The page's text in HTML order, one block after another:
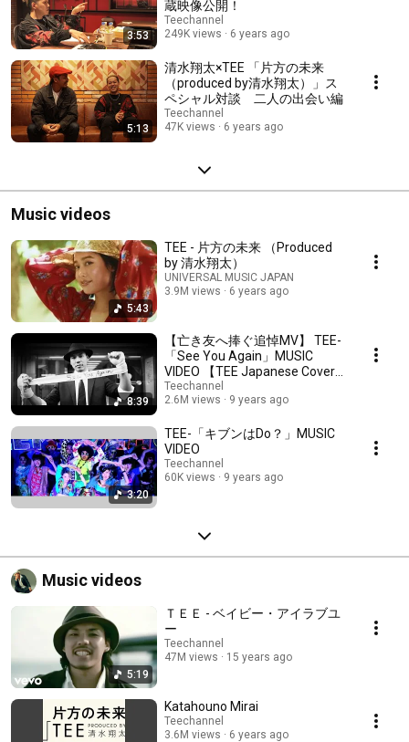
3:53
蔵映像公開！
Teechannel
249K views
6 years ago
5:13
清水翔太×TEE 「片方の未来
（produced by清水翔太）」ス
ペシャル対談 二人の出会い編
Teechannel
47K views
6 years ago
Music videos
5:43
TEE - 片方の未来 （Produced
by 清水翔太）
UNIVERSAL MUSIC JAPAN
3.9M views
6 years ago
8:39
【亡き友へ捧ぐ追悼MV】 TEE-
「See You Again」MUSIC
VIDEO 【TEE Japanese Cover
Ver.】
Teechannel
2.6M views
9 years ago
3:20
TEE-「キブンはDo？」MUSIC
VIDEO
Teechannel
60K views
9 years ago
Music videos
5:19
ＴＥＥ - ベイビー・アイラブユ
ー
Teechannel
47M views
15 years ago
Katahouno Mirai
Teechannel
3.6M views
6 years ago